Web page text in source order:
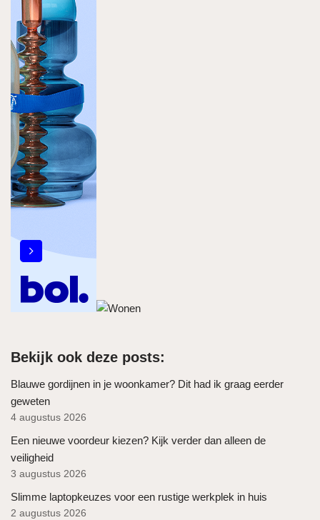
Bekijk ook deze posts:
Blauwe gordijnen in je woonkamer? Dit had ik graag eerder
geweten
4 augustus 2026
Een nieuwe voordeur kiezen? Kijk verder dan alleen de
veiligheid
3 augustus 2026
Slimme laptopkeuzes voor een rustige werkplek in huis
2 augustus 2026